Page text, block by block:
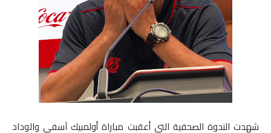
صوت وصورة
شهدت الندوة الصحفية التي أعقبت مباراة أولمبيك آسفي والوداد